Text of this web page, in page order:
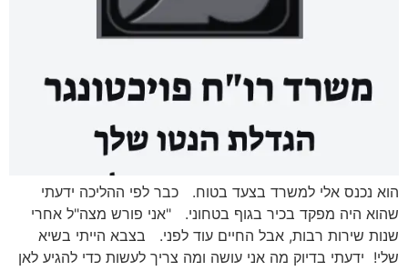
הוא נכנס אלי למשרד בצעד בטוח. כבר לפי ההליכה ידעתי
שהוא היה מפקד בכיר בגוף בטחוני. "אני פורש מצה"ל אחרי
שנות שירות רבות, אבל החיים עוד לפני. בצבא הייתי בשיא
שלי! ידעתי בדיוק מה אני עושה ומה צריך לעשות כדי להגיע לאן